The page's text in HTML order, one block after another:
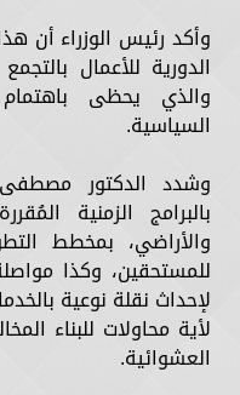
وأكد رئيس الوزراء أن
الدورية للأعمال
والذي يحظى
السياسية.
وشدد الدكتور
بالبرامج الزمنية
والأراضي، بمخطط
للمستحقين، وكذا
لإحداث نقلة نوعية
لأية محاولات للبناء
العشوائية.